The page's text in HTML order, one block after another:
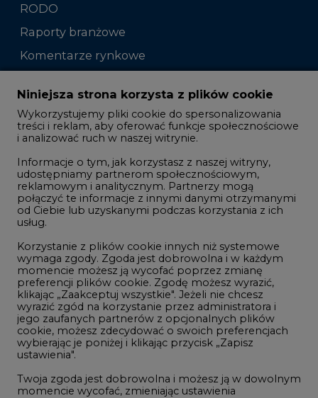
RODO
Raporty branżowe
Komentarze rynkowe
Zmiany kadrowe na rynku
Studio CIRE
Rozmowy o energetyce
Gospodarka
Geopolityka
LTE450
Innowacje i AI
Telekomunikacja i IT
Handel emisjami CO2
Wodór
Górnictwo
Niniejsza strona korzysta z plików cookie
Wykorzystujemy pliki cookie do spersonalizowania
treści i reklam, aby oferować funkcje społecznościowe
i analizować ruch w naszej witrynie.
Informacje o tym, jak korzystasz z naszej witryny,
udostępniamy partnerom społecznościowym,
reklamowym i analitycznym. Partnerzy mogą
połączyć te informacje z innymi danymi otrzymanymi
od Ciebie lub uzyskanymi podczas korzystania z ich
usług.
Korzystanie z plików cookie innych niż systemowe
wymaga zgody. Zgoda jest dobrowolna i w każdym
momencie możesz ją wycofać poprzez zmianę
preferencji plików cookie. Zgodę możesz wyrazić,
klikając „Zaakceptuj wszystkie". Jeżeli nie chcesz
wyrazić zgód na korzystanie przez administratora i
jego zaufanych partnerów z opcjonalnych plików
cookie, możesz zdecydować o swoich preferencjach
wybierając je poniżej i klikając przycisk „Zapisz
ustawienia".
Twoja zgoda jest dobrowolna i możesz ją w dowolnym
momencie wycofać, zmieniając ustawienia